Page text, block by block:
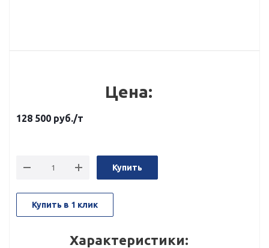
Цена:
128 500 руб./т
Купить
Купить в 1 клик
Характеристики: